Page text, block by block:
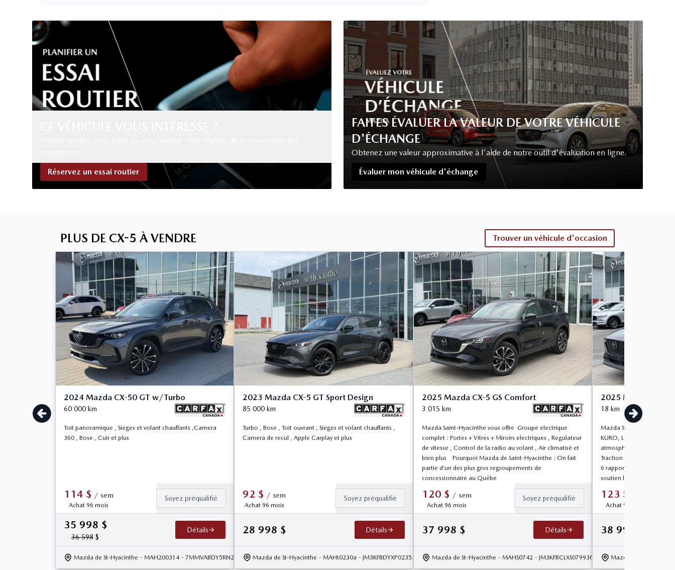
Réservez un essai routier
FAITES ÉVALUER LA VALEUR DE VOTRE VÉHICULE
D'ÉCHANGE
Obtenez une valeur approximative à l'aide de notre outil d'évaluation en ligne.
Évaluer mon véhicule d'échange
PLUS DE CX-5 À VENDRE Trouver un véhicule d'occasion
2024 Mazda CX-50 GT w/Turbo
60 000km
Toit panoramique , Sieges et volant chauffants ,Camera
360 , Bose , Cuir et plus
114 $ / sem
Achat 96 mois
Soyez préqualifié
35 998 $
36 598 $
Détails
Mazda de St-Hyacinthe - MAH200314 - 7MMVABDY5RN207076
2023 Mazda CX-5 GT Sport Design
85 000 km
Turbo , Bose , Toit ouvrant , Sieges et volant chauffants ,
Camera de recul , Apple Carplay et plus
92 $ / sem
Achat 96 mois
Soyez préqualifié
28 998 $ Détails
Mazda de St-Hyacinthe - MAHt0230a - JM3KFBDYXP0235347
2025 Mazda CX-5 GS Comfort
3 015 km
Mazda Saint-Hyacinthe vous offre Groupe electrique
complet : Portes + Vitres + Miroirs electriques , Regulateur
de vitesse , Control de la radio au volant , Air climatisé et
bien plus Pourquoi Mazda de Saint-Hyacinthe : On fait
partie d’un des plus gros regroupements de
concessionnaire au Québe
120 $ / sem
Achat 96 mois
Soyez préqualifié
37 998 $ Détails
Mazda de St-Hyacinthe - MAHS0742 - JM3KFBCLXS0799367
2025 Mazda CX-5
18 km
Mazda Saint-Hyacinthe
KURO, Le véhicule est
atmosphérique 187
Traction intégrale i-Activ
6 rapports , Siège
soutien lombaire,
123 $
Achat 96 mois
38 998
Mazda de St-Hyacinthe